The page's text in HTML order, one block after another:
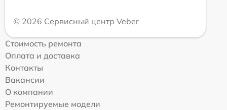
© 2026 Сервисный центр Veber
Стоимость ремонта
Оплата и доставка
Контакты
Вакансии
О компании
Ремонтируемые модели